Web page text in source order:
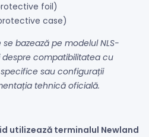
foil)
case)
bazează pe modelul NLS-
despre compatibilitatea cu
sau configurații
tehnică oficială.
utilizează terminalul Newland